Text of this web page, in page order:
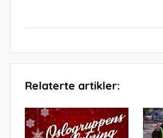
Relaterte artikler: